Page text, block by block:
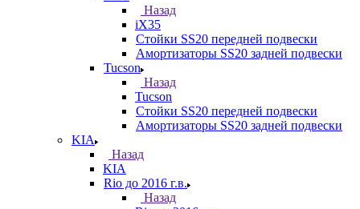
Назад
iX35
Стойки SS20 передней подвески
Амортизаторы SS20 задней подвески
Tucson
Назад
Tucson
Стойки SS20 передней подвески
Амортизаторы SS20 задней подвески
KIA
Назад
KIA
Rio до 2016 г.в.
Назад